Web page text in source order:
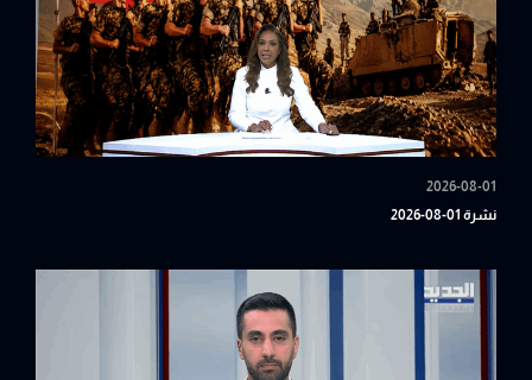
2026-08-01
نشرة 01-08-2026